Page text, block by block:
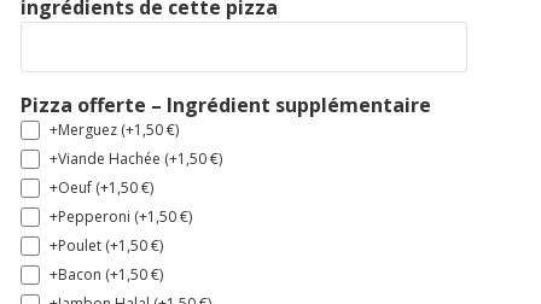
ingrédients de cette pizza
Pizza offerte – Ingrédient supplémentaire
+Merguez (+1,50€)
+Viande Hachée (+1,50€)
+Oeuf (+1,50€)
+Pepperoni (+1,50€)
+Poulet (+1,50€)
+Bacon (+1,50€)